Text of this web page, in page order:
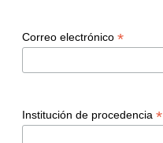
Correo electrónico *
Institución de procedencia *